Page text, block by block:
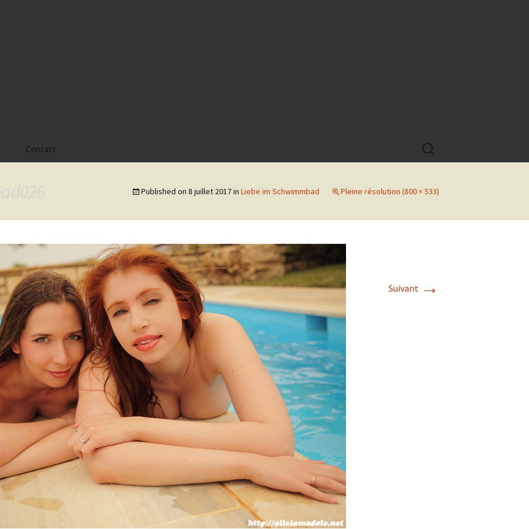
Mac Gregor
Contact
Rechercher :
Published on 8 juillet 2017in Liebe im Schwimmbad Pleine résolution (800 × 533)
Suivant →